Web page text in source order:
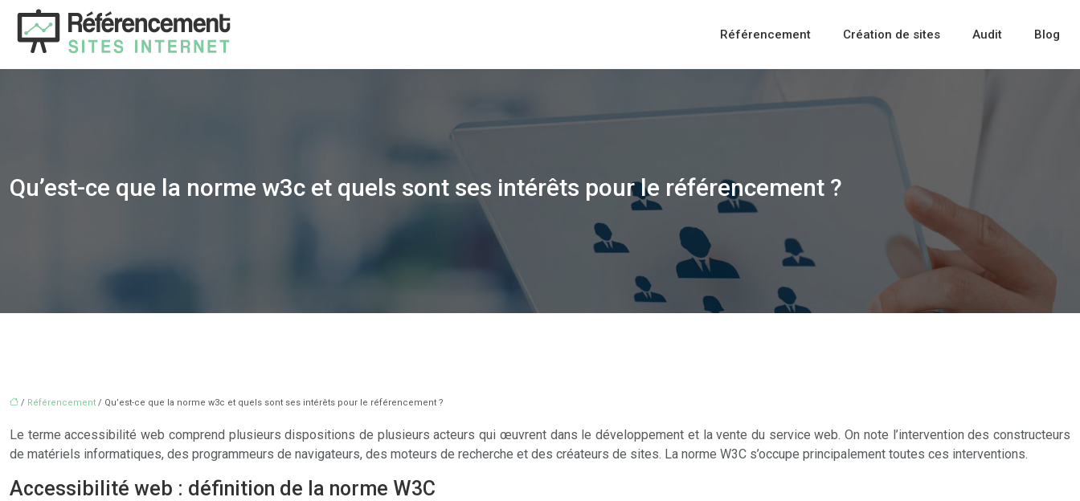
Référencement Création de sites Audit Blog
Qu’est-ce que la norme w3c et quels sont ses intérêts pour le référencement ?
/ Référencement / Qu’est-ce que la norme w3c et quels sont ses intérêts pour le référencement ?
Le terme accessibilité web comprend plusieurs dispositions de plusieurs acteurs qui œuvrent dans le développement et la vente du service web. On note l’intervention des constructeurs
de matériels informatiques, des programmeurs de navigateurs, des moteurs de recherche et des créateurs de sites. La norme W3C s’occupe principalement toutes ces interventions.
Accessibilité web : définition de la norme W3C